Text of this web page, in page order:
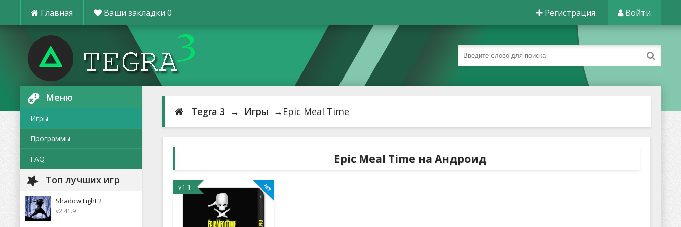
Главная Ваши закладки 0 Регистрация Войти
Меню
Игры
Программы
FAQ
Топ лучших игр
Shadow Fight 2
v2.41.9
Tegra 3 → Игры →Epic Meal Time
Epic Meal Time на Андроид
v1.1